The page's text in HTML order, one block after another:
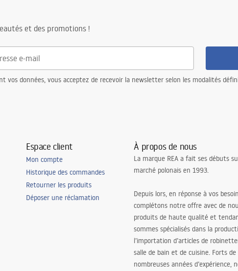
et des promotions !
vos données, vous acceptez de recevoir la newsletter selon les modalités
Espace client
Mon compte
Historique des commandes
Retourner les produits
Déposer une réclamation
À propos de nous
La marque REA a fait ses débuts
marché polonais en 1993.
Depuis lors, en réponse à vos
complétons notre offre avec de
produits de haute qualité et
sommes spécialisés dans la
l’importation d’articles de
salle de bain et de cuisine. Forts de
nombreuses années d’expérience,